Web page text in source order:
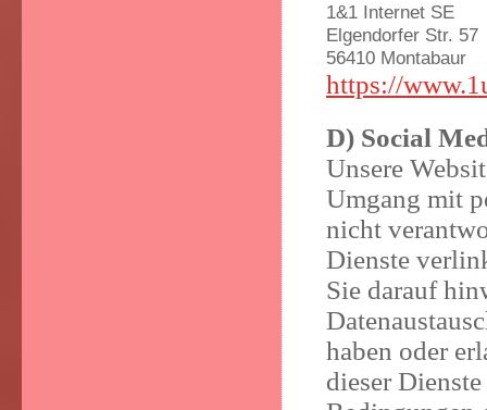
1&1 Internet SE
Elgendorfer Str. 57
56410 Montabaur
https://
D) Social
Unsere
Umgang mit
nicht
Dienste
Sie darauf
haben oder
dieser